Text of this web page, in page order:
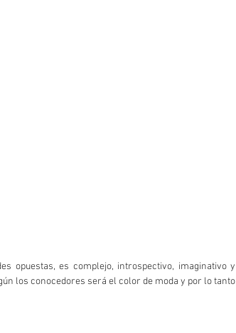
opuestas, es complejo, introspectivo, imaginativo y
los conocedores será el color de moda y por lo tanto